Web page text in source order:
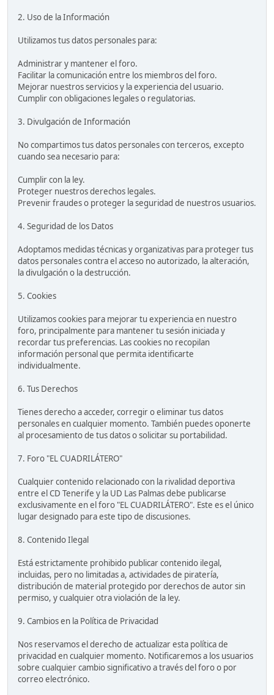
2. Uso de la Información
Utilizamos tus datos personales para:
Administrar y mantener el foro.
Facilitar la comunicación entre los miembros del foro.
Mejorar nuestros servicios y la experiencia del usuario.
Cumplir con obligaciones legales o regulatorias.
3. Divulgación de Información
No compartimos tus datos personales con terceros, excepto
cuando sea necesario para:
Cumplir con la ley.
Proteger nuestros derechos legales.
Prevenir fraudes o proteger la seguridad de nuestros usuarios.
4. Seguridad de los Datos
Adoptamos medidas técnicas y organizativas para proteger tus
datos personales contra el acceso no autorizado, la alteración,
la divulgación o la destrucción.
5. Cookies
Utilizamos cookies para mejorar tu experiencia en nuestro
foro, principalmente para mantener tu sesión iniciada y
recordar tus preferencias. Las cookies no recopilan
información personal que permita identificarte
individualmente.
6. Tus Derechos
Tienes derecho a acceder, corregir o eliminar tus datos
personales en cualquier momento. También puedes oponerte
al procesamiento de tus datos o solicitar su portabilidad.
7. Foro "EL CUADRILÁTERO"
Cualquier contenido relacionado con la rivalidad deportiva
entre el CD Tenerife y la UD Las Palmas debe publicarse
exclusivamente en el foro "EL CUADRILÁTERO". Este es el único
lugar designado para este tipo de discusiones.
8. Contenido Ilegal
Está estrictamente prohibido publicar contenido ilegal,
incluidas, pero no limitadas a, actividades de piratería,
distribución de material protegido por derechos de autor sin
permiso, y cualquier otra violación de la ley.
9. Cambios en la Política de Privacidad
Nos reservamos el derecho de actualizar esta política de
privacidad en cualquier momento. Notificaremos a los usuarios
sobre cualquier cambio significativo a través del foro o por
correo electrónico.